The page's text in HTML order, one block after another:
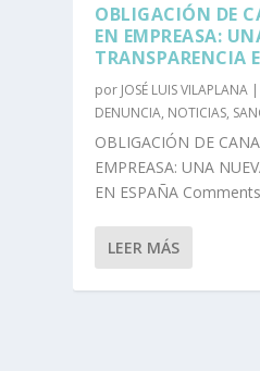
OBLIGACIÓN DE
EN EMPREASA:
TRANSPARENCIA
por JOSÉ LUIS VILAPLANA |
DENUNCIA, NOTICIAS,
OBLIGACIÓN DE
EMPREASA: UNA
EN ESPAÑA
LEER MÁS